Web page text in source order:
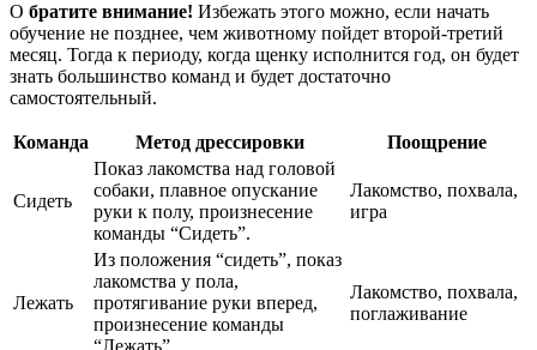
О братите внимание! Избежать этого можно, если начать
обучение не позднее, чем животному пойдет второй-третий
месяц. Тогда к периоду, когда щенку исполнится год, он будет
знать большинство команд и будет достаточно
самостоятельный.
Команда Метод дрессировки Поощрение
Сидеть
Показ лакомства над головой
собаки, плавное опускание
руки к полу, произнесение
команды “Сидеть”.
Лакомство, похвала,
игра
Лежать
Из положения “сидеть”, показ
лакомства у пола,
протягивание руки вперед,
произнесение команды
“Лежать”.
Лакомство, похвала,
поглаживание